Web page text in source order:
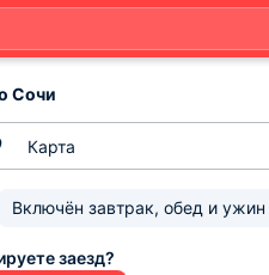
Сочи
Карта
Включён завтрак, обед и ужин